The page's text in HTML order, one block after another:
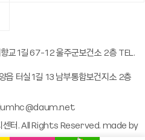
교1길 67-12 울주군보건소 2층 TEL.
읍 터실1길 13 남부통합보건지소 2층
터. All Rights Reserved. made by